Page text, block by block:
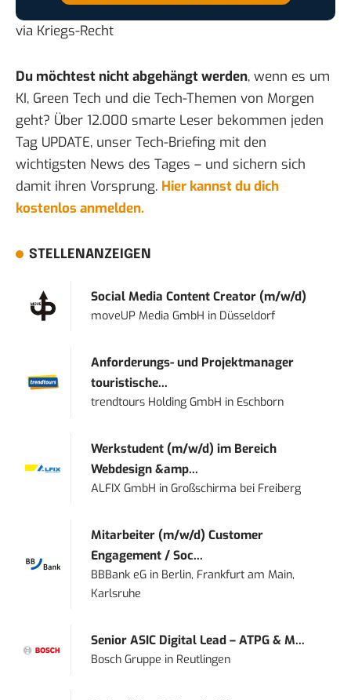
via Kriegs-Recht
Du möchtest nicht abgehängt werden, wenn es um
KI, Green Tech und die Tech-Themen von Morgen
geht? Über 12.000 smarte Leser bekommen jeden
Tag UPDATE, unser Tech-Briefing mit den
wichtigsten News des Tages – und sichern sich
damit ihren Vorsprung. Hier kannst du dich
kostenlos anmelden.
STELLENANZEIGEN
Social Media Content Creator (m/w/d)
moveUP Media GmbH in Düsseldorf
Anforderungs- und Projektmanager
touristische...
trendtours Holding GmbH in Eschborn
Werkstudent (m/w/d) im Bereich
Webdesign &amp...
ALFIX GmbH inGroßschirma bei Freiberg
Mitarbeiter (m/w/d) Customer
Engagement / Soc...
BBBank eG in Berlin, Frankfurt am Main,
Karlsruhe
Senior ASIC Digital Lead – ATPG & M...
Bosch Gruppe in Reutlingen